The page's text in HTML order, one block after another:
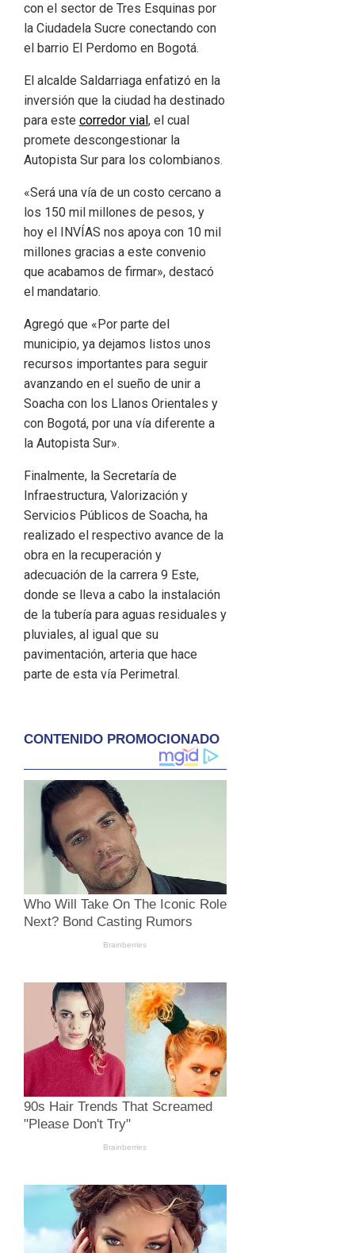
con el sector de Tres Esquinas por
la Ciudadela Sucre conectando con
el barrio El Perdomo en Bogotá.
El alcalde Saldarriaga enfatizó en la
inversión que la ciudad ha destinado
para este corredor vial, el cual
promete descongestionar la
Autopista Sur para los colombianos.
«Será una vía de un costo cercano a
los 150 mil millones de pesos, y
hoy el INVÍAS nos apoya con 10 mil
millones gracias a este convenio
que acabamos de firmar», destacó
el mandatario.
Agregó que «Por parte del
municipio, ya dejamos listos unos
recursos importantes para seguir
avanzando en el sueño de unir a
Soacha con los Llanos Orientales y
con Bogotá, por una vía diferente a
la Autopista Sur».
Finalmente, la Secretaría de
Infraestructura, Valorización y
Servicios Públicos de Soacha, ha
realizado el respectivo avance de la
obra en la recuperación y
adecuación de la carrera 9 Este,
donde se lleva a cabo la instalación
de la tubería para aguas residuales y
pluviales, al igual que su
pavimentación, arteria que hace
parte de esta vía Perimetral.